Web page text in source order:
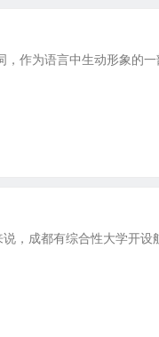
作为语言中生动形象的
，成都有综合性大学开设